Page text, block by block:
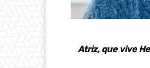
Atriz, que vive